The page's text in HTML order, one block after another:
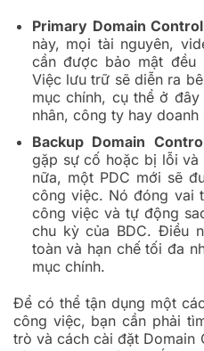
Primary Domain
này, mọi tài nguyên,
cần được bảo mật
Việc lưu trữ sẽ diễn ra
mục chính, cụ thể ở
nhân, công ty hay doanh
Backup Domain
gặp sự cố hoặc bị lỗi
nữa, một PDC mới sẽ
công việc. Nó đóng vai
công việc và tự động
chu kỳ của BDC. Điều
toàn và hạn chế tối đa
mục chính.
Để có thể tận dụng một
công việc, bạn cần phải
trò và cách cài đặt Domain